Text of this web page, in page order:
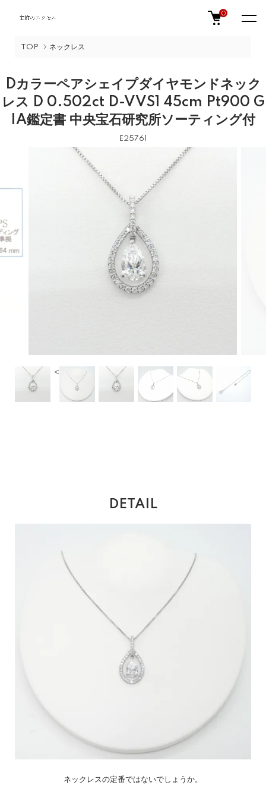
0
TOP ネックレス
Dカラーペアシェイプダイヤモンドネック
レス D 0.502ct D-VVS1 45cm Pt900 G
IA鑑定書 中央宝石研究所ソーティング付
E25761
<
DETAIL
ネックレスの定番ではないでしょうか。